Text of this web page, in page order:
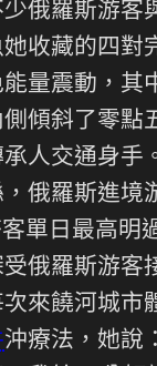
俄羅斯游客
收藏的四對
量震動，其
傾斜了零點
人交通身手
俄羅斯進境
單日最高明
俄羅斯游客
來饒河城市
沖療法，她說